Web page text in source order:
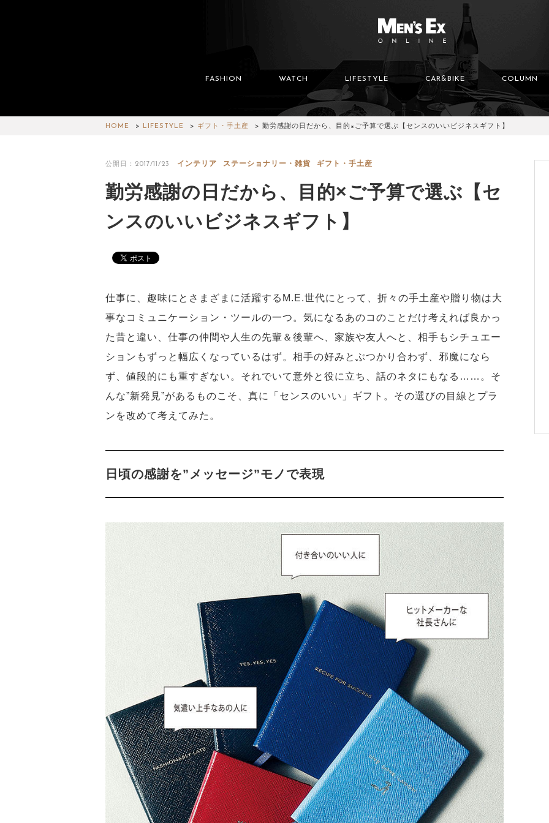
FASHION WATCH LIFESTYLE CAR&BIKE COLUMN
HOME LIFESTYLE ギフト・手土産 勤労感謝の日だから、目的×ご予算で選ぶ【センスのいいビジネスギフト】
公開日：2017/11/23 インテリア ステーショナリー・雑貨 ギフト・手土産
勤労感謝の日だから、目的×ご予算で選ぶ【セ
ンスのいいビジネスギフト】
仕事に、趣味にとさまざまに活躍するM.E.世代にとって、折々の手土産や贈り物は大
事なコミュニケーション・ツールの一つ。気になるあのコのことだけ考えれば良かっ
た昔と違い、仕事の仲間や人生の先輩＆後輩へ、家族や友人へと、相手もシチュエー
ションもずっと幅広くなっているはず。相手の好みとぶつかり合わず、邪魔になら
ず、値段的にも重すぎない。それでいて意外と役に立ち、話のネタにもなる……。そ
んな”新発見”があるものこそ、真に「センスのいい」ギフト。その選びの目線とプラ
ンを改めて考えてみた。
日頃の感謝を”メッセージ”モノで表現